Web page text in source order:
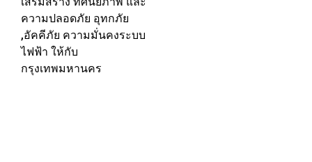
ความปลอดภัย อุทกภัย
,อัคคีภัย ความมั่นคงระบบ
ไฟฟ้า ให้กับ
กรุงเทพมหานคร